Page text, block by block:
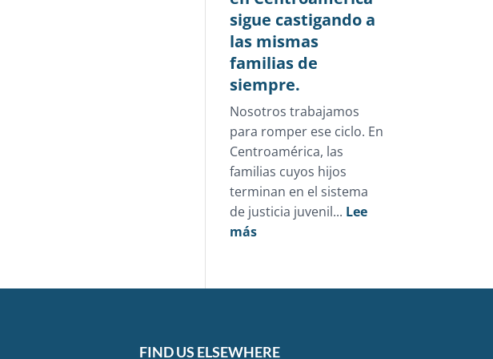
sigue castigando a
las mismas
familias de
siempre.
Nosotros trabajamos
para romper ese ciclo. En
Centroamérica, las
familias cuyos hijos
terminan en el sistema
de justicia juvenil... Lee
más:
juvenil
sigue
FIND US ELSEWHERE